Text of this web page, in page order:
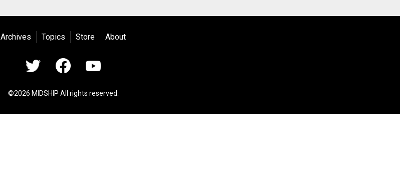
Archives Topics Store About
©2026 MIDSHIP All rights reserved.